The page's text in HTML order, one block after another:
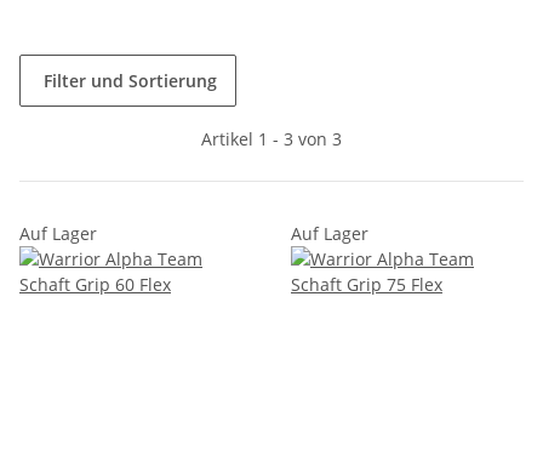
Filter und Sortierung
Artikel 1 - 3 von 3
Auf Lager Auf Lager